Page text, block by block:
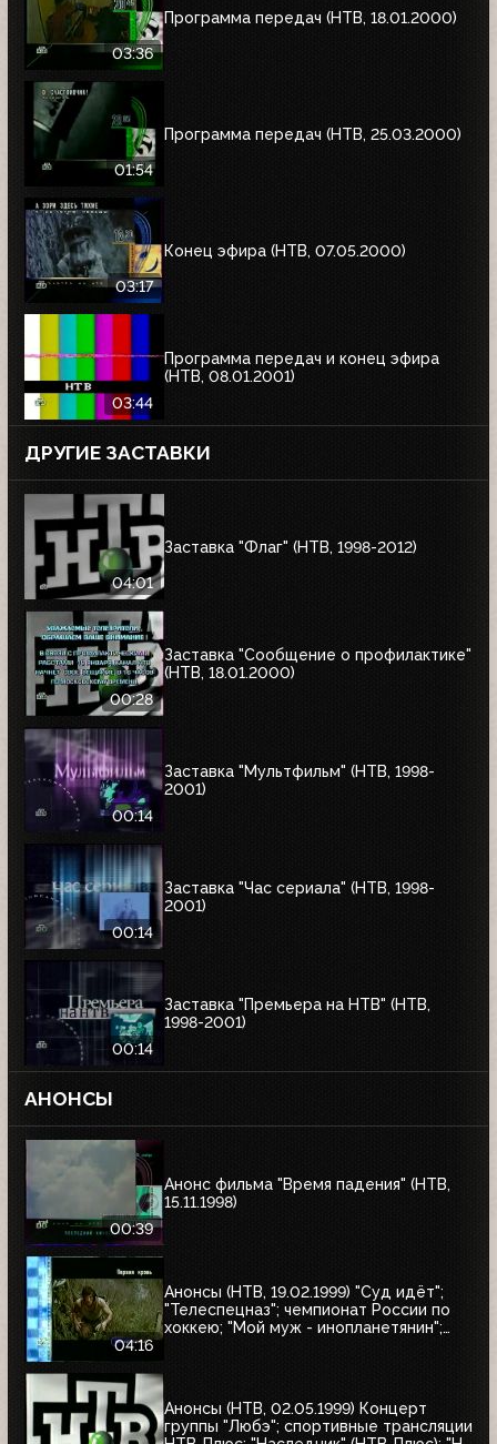
03:36
Программа передач (НТВ, 18.01.2000)
01:54
Программа передач (НТВ, 25.03.2000)
03:17
Конец эфира (НТВ, 07.05.2000)
03:44
Программа передач и конец эфира
(НТВ, 08.01.2001)
ДРУГИЕ ЗАСТАВКИ
04:01
Заставка "Флаг" (НТВ, 1998-2012)
00:28
Заставка "Сообщение о профилактике"
(НТВ, 18.01.2000)
00:14
Заставка "Мультфильм" (НТВ, 1998-
2001)
00:14
Заставка "Час сериала" (НТВ, 1998-
2001)
00:14
Заставка "Премьера на НТВ" (НТВ,
1998-2001)
АНОНСЫ
00:39
Анонс фильма "Время падения" (НТВ,
15.11.1998)
04:16
Анонсы (НТВ, 19.02.1999) "Суд идёт";
"Телеспецназ"; чемпионат России по
хоккею; "Мой муж - инопланетянин";
Анонсы (НТВ, 02.05.1999) Концерт
группы "Любэ"; спортивные трансляции